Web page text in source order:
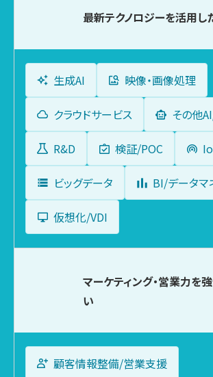
最新テクノロジーを活用し
生成AI 映像・画像処理
クラウドサービス その他
R&D 検証/POC
ビッグデータ BI/データマ
仮想化/VDI
マーケティング・営業力を
い
顧客情報整備/営業支援